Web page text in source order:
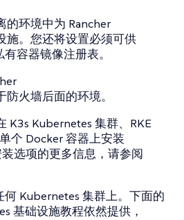
的环境中为 Rancher
施。您还将设置必须可供
容器镜像注册表。
火墙后面的环境。
K3s Kubernetes 集群、RKE
个 Docker 容器上安装
选项的更多信息，请参阅
何 Kubernetes 集群上。下面的
基础设施教程依然提供，